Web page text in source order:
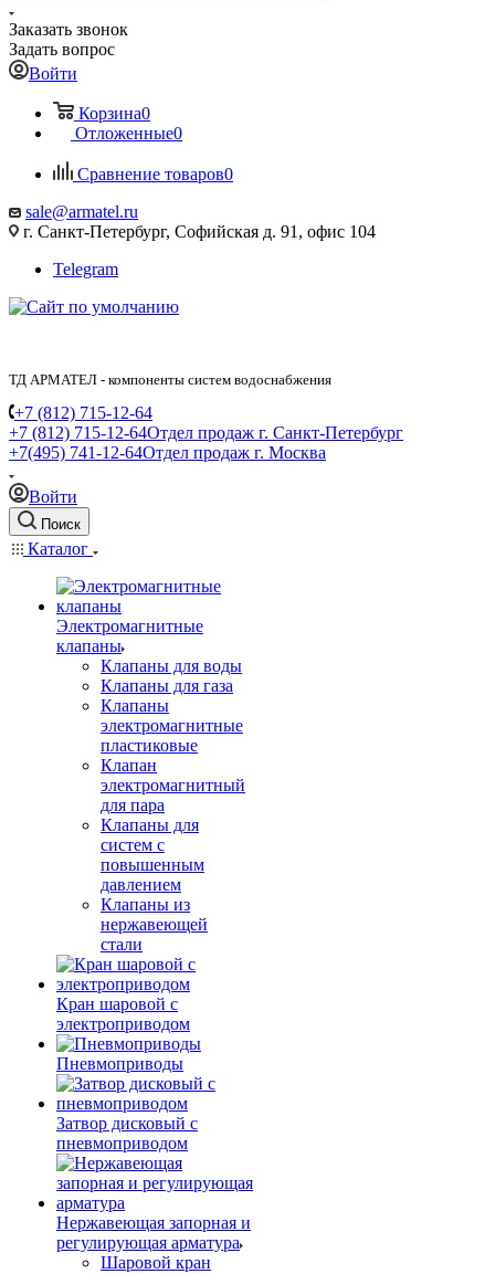
Заказать звонок
Задать вопрос
Войти
Корзина0
Отложенные0
Сравнение товаров0
sale@armatel.ru
г. Санкт-Петербург, Софийская д. 91, офис 104
Telegram
ТД АРМАТЕЛ - компоненты систем водоснабжения
+7 (812) 715-12-64
+7 (812) 715-12-64Отдел продаж г. Санкт-Петербург
+7(495) 741-12-64Отдел продаж г. Москва
Войти
Поиск
Каталог
Электромагнитные
клапаны
Клапаны для воды
Клапаны для газа
Клапаны
электромагнитные
пластиковые
Клапан
электромагнитный
для пара
Клапаны для
систем с
повышенным
давлением
Клапаны из
нержавеющей
стали
Кран шаровой с
электроприводом
Пневмоприводы
Затвор дисковый с
пневмоприводом
Нержавеющая запорная и
регулирующая арматура
Шаровой кран